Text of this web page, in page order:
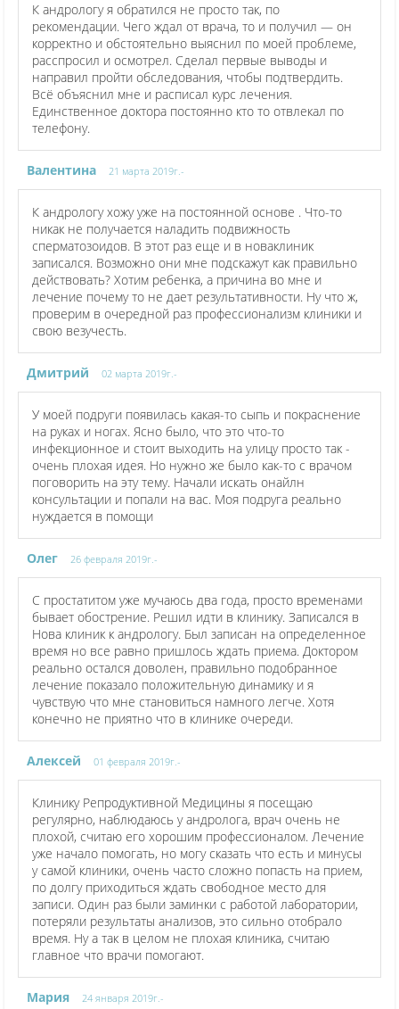
К андрологу я обратился не просто так, по
рекомендации. Чего ждал от врача, то и получил — он
корректно и обстоятельно выяснил по моей проблеме,
расспросил и осмотрел. Сделал первые выводы и
направил пройти обследования, чтобы подтвердить.
Всё объяснил мне и расписал курс лечения.
Единственное доктора постоянно кто то отвлекал по
телефону.
Валентина 21 марта 2019г.-
К андрологу хожу уже на постоянной основе . Что-то
никак не получается наладить подвижность
сперматозоидов. В этот раз еще и в новаклиник
записался. Возможно они мне подскажут как правильно
действовать? Хотим ребенка, а причина во мне и
лечение почему то не дает результативности. Ну что ж,
проверим в очередной раз профессионализм клиники и
свою везучесть.
Дмитрий 02 марта 2019г.-
У моей подруги появилась какая-то сыпь и покраснение
на руках и ногах. Ясно было, что это что-то
инфекционное и стоит выходить на улицу просто так -
очень плохая идея. Но нужно же было как-то с врачом
поговорить на эту тему. Начали искать онайлн
консультации и попали на вас. Моя подруга реально
нуждается в помощи
Олег 26 февраля 2019г.-
С простатитом уже мучаюсь два года, просто временами
бывает обострение. Решил идти в клинику. Записался в
Нова клиник к андрологу. Был записан на определенное
время но все равно пришлось ждать приема. Доктором
реально остался доволен, правильно подобранное
лечение показало положительную динамику и я
чувствую что мне становиться намного легче. Хотя
конечно не приятно что в клинике очереди.
Алексей 01 февраля 2019г.-
Клинику Репродуктивной Медицины я посещаю
регулярно, наблюдаюсь у андролога, врач очень не
плохой, считаю его хорошим профессионалом. Лечение
уже начало помогать, но могу сказать что есть и минусы
у самой клиники, очень часто сложно попасть на прием,
по долгу приходиться ждать свободное место для
записи. Один раз были заминки с работой лаборатории,
потеряли результаты анализов, это сильно отобрало
время. Ну а так в целом не плохая клиника, считаю
главное что врачи помогают.
Мария 24 января 2019г.-